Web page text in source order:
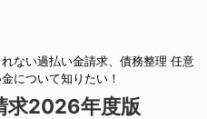
ない過払い金請求、債務整理 任意
について知りたい！
求2026年度版